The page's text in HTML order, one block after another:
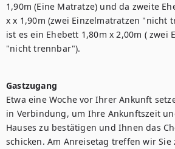
1,90m (Eine Matratze) und da zweite
x x 1,90m (zwei Einzelmatratzen "nicht
ist es ein Ehebett 1,80m x 2,00m ( zwei
"nicht trennbar").
Gastzugang
Etwa eine Woche vor Ihrer Ankunft
in Verbindung, um Ihre Ankunftszeit
Hauses zu bestätigen und Ihnen das
schicken. Am Anreisetag treffen wir